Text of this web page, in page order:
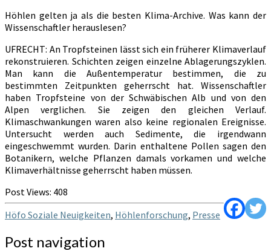
Höhlen gelten ja als die besten Klima-Archive. Was kann der
Wissenschaftler herauslesen?
UFRECHT: An Tropfsteinen lässt sich ein früherer Klimaverlauf
rekonstruieren. Schichten zeigen einzelne Ablagerungszyklen.
Man kann die Außentemperatur bestimmen, die zu
bestimmten Zeitpunkten geherrscht hat. Wissenschaftler
haben Tropfsteine von der Schwäbischen Alb und von den
Alpen verglichen. Sie zeigen den gleichen Verlauf.
Klimaschwankungen waren also keine regionalen Ereignisse.
Untersucht werden auch Sedimente, die irgendwann
eingeschwemmt wurden. Darin enthaltene Pollen sagen den
Botanikern, welche Pflanzen damals vorkamen und welche
Klimaverhältnisse geherrscht haben müssen.
Post Views: 408
Höfo Soziale Neuigkeiten, Höhlenforschung, Presse
Post navigation